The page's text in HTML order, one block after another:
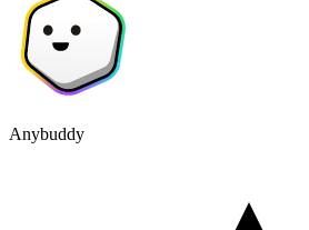
Anybuddy